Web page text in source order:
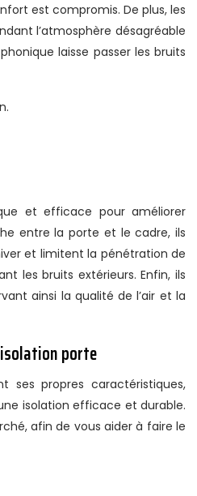
est compromis. De plus, les
l’atmosphère désagréable
laisse passer les bruits
et efficace pour améliorer
entre la porte et le cadre, ils
et limitent la pénétration de
les bruits extérieurs. Enfin, ils
ainsi la qualité de l’air et la
porte
ses propres caractéristiques,
isolation efficace et durable.
afin de vous aider à faire le